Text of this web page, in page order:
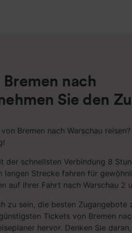
Bremen nach
Sie den
Bremen nach Warschau
der schnellsten Verbindung 8
langen Strecke fahren für
auf Ihrer Fahrt nach Warschau 2
zu sein, die besten Zugangebote
Tickets von Bremen
hervor. Denken Sie